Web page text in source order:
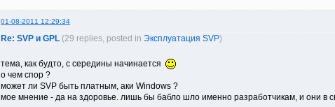
01-08-2011 12:29:34
Re: SVP и GPL (29 replies, posted in Эксплуатация SVP)
тема, как будто, с середины начинается
о чем спор ?
может ли SVP быть платным, аки Windows ?
мое мнение - да на здоровье. лишь бы бабло шло именно разработчикам, и они в